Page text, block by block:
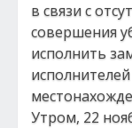
в связи с
совершения
исполнить
Утром, 22